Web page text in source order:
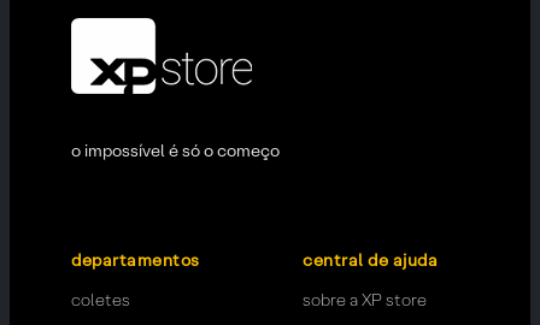
o impossível é só o começo
departamentos
coletes
central de ajuda
sobre a XP store